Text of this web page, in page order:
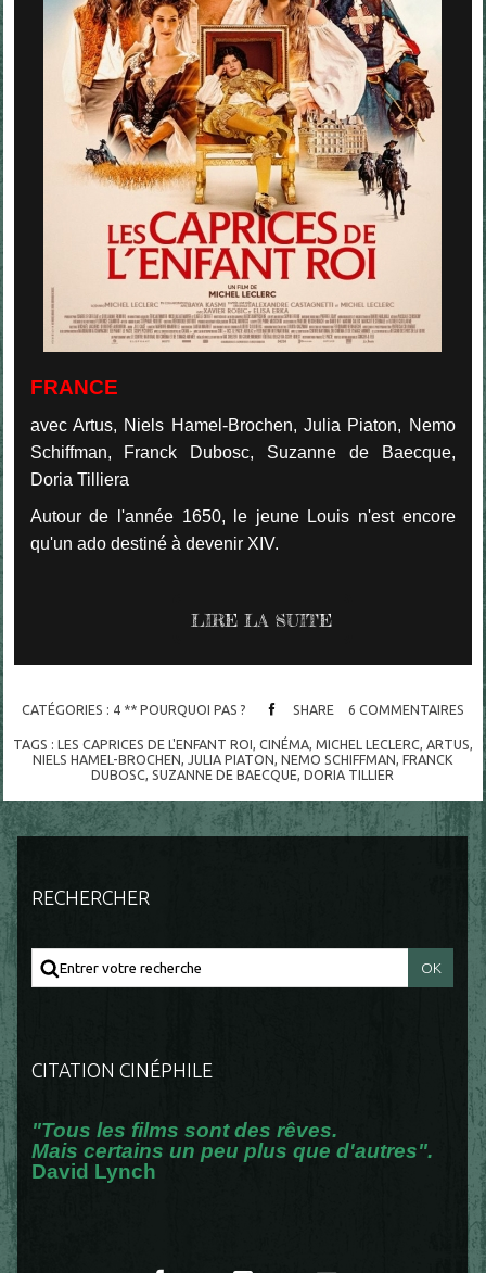
FRANCE
avec Artus, Niels Hamel-Brochen, Julia Piaton, Nemo
Schiffman, Franck Dubosc, Suzanne de Baecque,
Doria Tilliera
Autour de l'année 1650, le jeune Louis n'est encore
qu'un ado destiné à devenir XIV.
LIRE LA SUITE
CATÉGORIES : 4 ** POURQUOI PAS ? SHARE 6 COMMENTAIRES
TAGS : LES CAPRICES DE L'ENFANT ROI, CINÉMA, MICHEL LECLERC, ARTUS,
NIELS HAMEL-BROCHEN, JULIA PIATON, NEMO SCHIFFMAN, FRANCK
DUBOSC,SUZANNE DE BAECQUE,DORIA TILLIER
RECHERCHER
CITATION CINÉPHILE
"Tous les films sont des rêves.
Mais certains un peu plus que d'autres".
David Lynch